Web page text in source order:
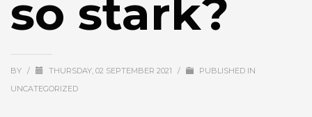
so stark?
BY / THURSDAY, 02 SEPTEMBER 2021 /
PUBLISHED IN
UNCATEGORIZED